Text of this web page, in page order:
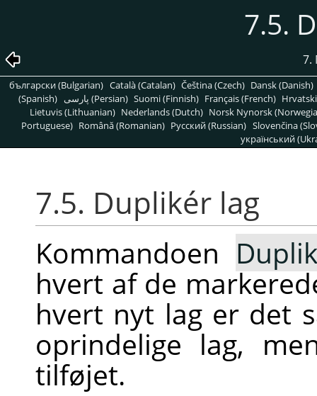
7.5.
7.
български (Bulgarian) Català (Catalan) Čeština (Czech) Dansk (Danish)
(Spanish)
پارسی (Persian) Suomi (Finnish) Français (French)
Lietuvis (Lithuanian) Nederlands (Dutch) Norsk Nynorsk
Portuguese) Română (Romanian) Pусский (Russian) Slovenčina
український
7.5. Duplikér lag
Kommandoen
hvert af de
hvert nyt lag er det
oprindelige lag,
tilføjet.